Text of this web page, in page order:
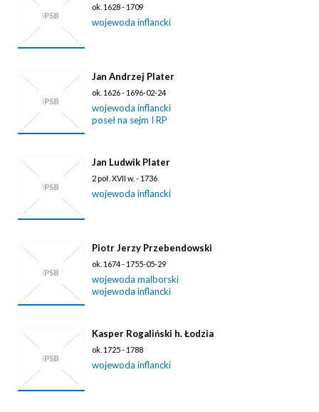
ok. 1628 - 1709
wojewoda inflancki
Jan Andrzej Plater
ok. 1626 - 1696-02-24
wojewoda inflancki
poseł na sejm I RP
Jan Ludwik Plater
2 poł. XVII w. - 1736
wojewoda inflancki
Piotr Jerzy Przebendowski
ok. 1674 - 1755-05-29
wojewoda malborski
wojewoda inflancki
Kasper Rogaliński h. Łodzia
ok. 1725 - 1788
wojewoda inflancki